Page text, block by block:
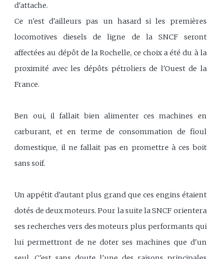
d'attache.
Ce n'est d'ailleurs pas un hasard si les premières
locomotives diesels de ligne de la SNCF seront
affectées au dépôt de la Rochelle, ce choix a été du à la
proximité avec les dépôts pétroliers de l'Ouest de la
France.
Ben oui, il fallait bien alimenter ces machines en
carburant, et en terme de consommation de fioul
domestique, il ne fallait pas en promettre à ces boit
sans soif.
Un appétit d'autant plus grand que ces engins étaient
dotés de deux moteurs. Pour la suite la SNCF orientera
ses recherches vers des moteurs plus performants qui
lui permettront de ne doter ses machines que d'un